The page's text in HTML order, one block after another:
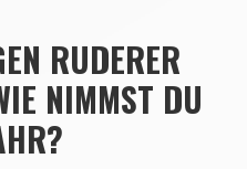
RUDERER
NIMMST DU